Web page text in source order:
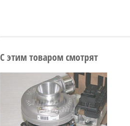
С этим товаром смотрят